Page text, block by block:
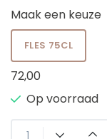
Maak een keuze
FLES 75CL
72,00
Op voorraad